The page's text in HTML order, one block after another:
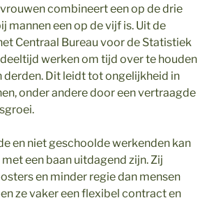
combineert een op de drie
een op de vijf is. Uit de
Centraal Bureau voor de Statistiek
werken om tijd over te houden
derden. Dit leidt tot ongelijkheid in
onder andere door een vertraagde
en niet geschoolde werkenden kan
een baan uitdagend zijn. Zij
en minder regie dan mensen
ze vaker een flexibel contract en